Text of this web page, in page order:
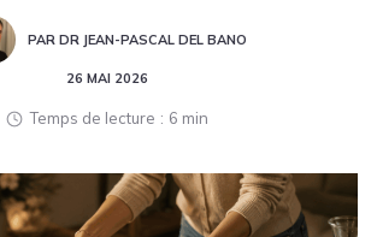
PAR DR JEAN-PASCAL DEL BANO
26 MAI 2026
Temps de lecture 6 min